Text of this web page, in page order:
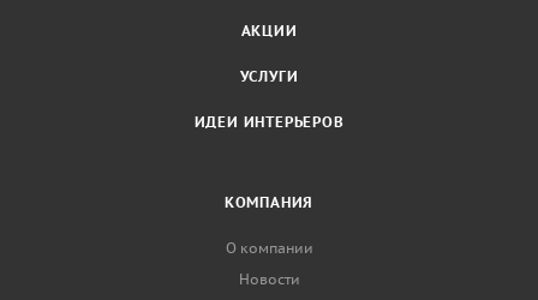
АКЦИИ
УСЛУГИ
ИДЕИ ИНТЕРЬЕРОВ
КОМПАНИЯ
О компании
Новости